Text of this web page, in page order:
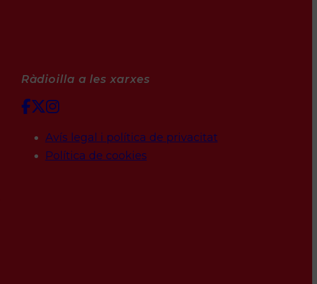
Ràdioilla a les xarxes
Avís legal i política de privacitat
Política de cookies